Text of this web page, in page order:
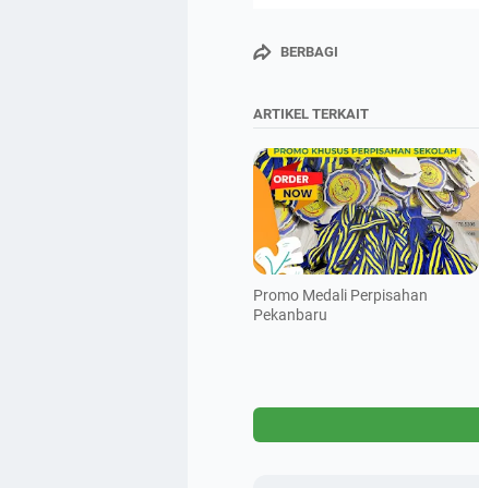
BERBAGI
ARTIKEL TERKAIT
Promo Medali Perpisahan
Pekanbaru